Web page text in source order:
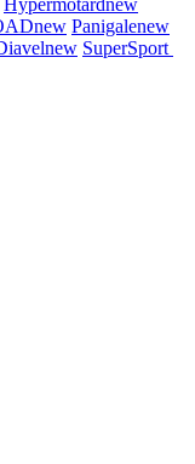
Hypermotardnew
new Panigalenew
new SuperSport